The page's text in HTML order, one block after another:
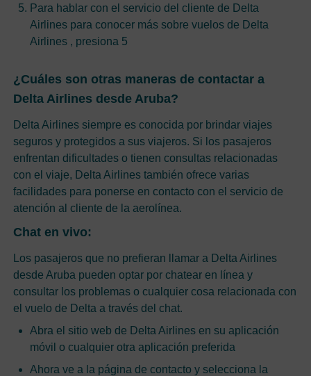
Para hablar con el servicio del cliente de Delta
Airlines para conocer más sobre vuelos de Delta
Airlines , presiona 5
¿Cuáles son otras maneras de contactar a
Delta Airlines desde Aruba?
Delta Airlines siempre es conocida por brindar viajes
seguros y protegidos a sus viajeros. Si los pasajeros
enfrentan dificultades o tienen consultas relacionadas
con el viaje, Delta Airlines también ofrece varias
facilidades para ponerse en contacto con el servicio de
atención al cliente de la aerolínea.
Chat en vivo:
Los pasajeros que no prefieran llamar a Delta Airlines
desde Aruba pueden optar por chatear en línea y
consultar los problemas o cualquier cosa relacionada con
el vuelo de Delta a través del chat.
Abra el sitio web de Delta Airlines en su aplicación
móvil o cualquier otra aplicación preferida
Ahora ve a la página de contacto y selecciona la